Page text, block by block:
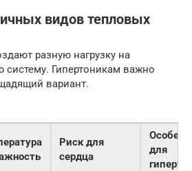
видов тепловых
разную нагрузку на
систему. Гипертоникам важно
вариант.
Риск для
сердца
для